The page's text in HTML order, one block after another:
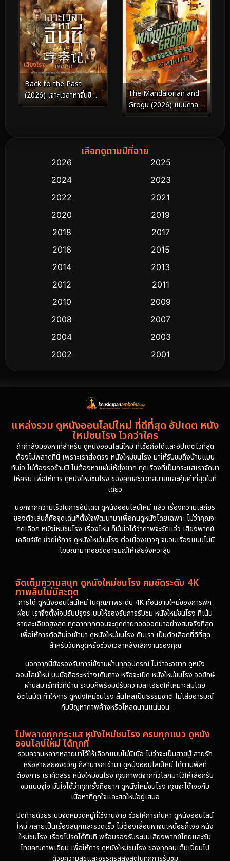
เสียงโรง
Back to the Past
(2026) เจาะเวลาหาจิ๋นซี
เดอะมูฟวี่
พากย์ไทย
The Mandalorian and
Grogu (2026) แมนดาลอ
เรี่ยนและโกรกู
เลือกดูตามปีที่ฉาย
2026
2025
2024
2023
2022
2021
2020
2019
2018
2017
2016
2015
2014
2013
2012
2011
2010
2009
2008
2007
2004
2003
2002
2001
2000
1997
1986
1985
1981
1978
1974
แหล่งรวม ดูหนังออนไลน์ใหม่ ที่ดีที่สุด อัปเดต หนัง
ใหม่ชนโรง ไวกว่าใคร
ถ้ากำลังมองหาที่สำหรับ ดูหนังออนไลน์ใหม่ ที่เชื่อถือได้และอัปเดตไวที่สุด
ต้องไม่พลาดที่นี่ เพราะเราส่งตรง หนังใหม่ชนโรง มาให้รับชมถึงบ้านแบบ
ทันใจ ไม่ต้องรอข้ามปี ไม่ต้องหาแผ่นให้ยุ่งยาก ทุกเรื่องที่เป็นกระแสเราจัดมา
ให้ครบ เพื่อให้การ ดูหนังใหม่ชนโรง ของคุณสะดวกสบายและคุ้มค่าที่สุดในที่
เดียว
นอกจากความเร็วในการอัปเดต ดูหนังออนไลน์ใหม่ แล้ว เรื่องความเสถียร
ของตัวเล่นก็คือจุดเด่นที่ตั้งใจพัฒนามาเพื่อคนดูหนังโดยเฉพาะ ไม่ว่าคุณจะ
กดเลือก หนังใหม่ชนโรง เรื่องไหน ก็มั่นใจได้ว่าภาพจะชัดแจ๋ว เสียงพากย์
เคลียร์ชัด ช่วยให้การ ดูหนังใหม่ชนโรง ต่อเนื่องยาวๆ จนจบเรื่องแบบไม่มี
โฆษณามาคอยขัดอารมณ์ให้เสียจังหวะลุ้น
จัดเต็มความสนุก ดูหนังใหม่ชนโรง คมชัดระดับ 4K
ภาพลื่นไม่มีสะดุด
การได้ ดูหนังออนไลน์ใหม่ ในคุณภาพระดับ 4K คือนิยามใหม่ของการพัก
ผ่อน เราจึงตั้งใจปรับปรุงระบบให้รองรับการรับชม หนังใหม่ชนโรง ที่เน้น
รายละเอียดสูงสุด ทุกฉากทุกตอนจะถูกถ่ายทอดออกมาอย่างสมจริงที่สุด
เพื่อให้การตัดสินใจเข้ามา ดูหนังใหม่ชนโรง กับเรา เป็นตัวเลือกที่ดีที่สุด
สำหรับวันหยุดหรือช่วงเวลาหลังเลิกงานของคุณ
นอกจากนี้ยังรองรับการใช้งานผ่านทุกอุปกรณ์ ไม่ว่าจะอยาก ดูหนัง
ออนไลน์ใหม่ บนมือถือระหว่างเดินทาง หรือจะเปิด หนังใหม่ชนโรง จอยักษ์
ผ่านสมาร์ททีวีที่บ้าน ระบบก็พร้อมปรับความละเอียดให้เหมาะสมโดย
อัตโนมัติ ทำให้การ ดูหนังใหม่ชนโรง ลื่นไหลเป็นธรรมชาติ ไม่เสียอารมณ์
กับปัญหาภาพค้างหรือโหลดนานแน่นอน
ไม่พลาดทุกกระแส หนังใหม่ชนโรง ครบทุกแนว ดูหนัง
ออนไลน์ใหม่ ได้ทุกที่
รวมความหลากหลายมาไว้ให้เลือกแบบไม่มีเบื่อ ไม่ว่าจะเป็นสายบู๊ สายรัก
หรือสายสยองขวัญ ก็สามารถเข้ามา ดูหนังออนไลน์ใหม่ ได้ตามฟีลที่
ต้องการ เราคัดสรร หนังใหม่ชนโรง คุณภาพดีจากทั่วโลกมาไว้ให้เลือกรับ
ชมแบบจุใจ มั่นใจได้ว่าทุกครั้งที่อยาก ดูหนังใหม่ชนโรง คุณจะได้เจอกับ
เนื้อหาที่ถูกใจและสดใหม่อยู่เสมอ
ปิดท้ายด้วยระบบจัดหมวดหมู่ที่ใช้งานง่าย ช่วยให้การค้นหา ดูหนังออนไลน์
ใหม่ กลายเป็นเรื่องสนุกและรวดเร็ว ไม่ต้องเลื่อนหาจนเหนื่อยก็เจอ หนัง
ใหม่ชนโรง เรื่องโปรดได้ทันที พร้อมรองรับระบบเสียงพากย์ไทยและซับ
ไทยคุณภาพเยี่ยม เพื่อให้การ ดูหนังใหม่ชนโรง ของทุกคนเต็มเปี่ยมไป
ด้วยความสุขและอรรถรสสูงสุดในทุกการรับชม